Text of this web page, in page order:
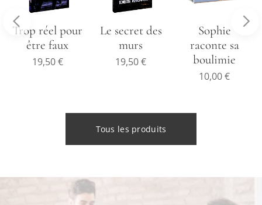
Trop réel pour
être faux
19,50€
Le secret des
murs
19,50€
Sophie
raconte sa
boulimie
10,00€
Tous les produits